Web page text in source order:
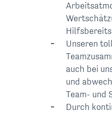
Unseren
auch bei
und
Team- und
Durch